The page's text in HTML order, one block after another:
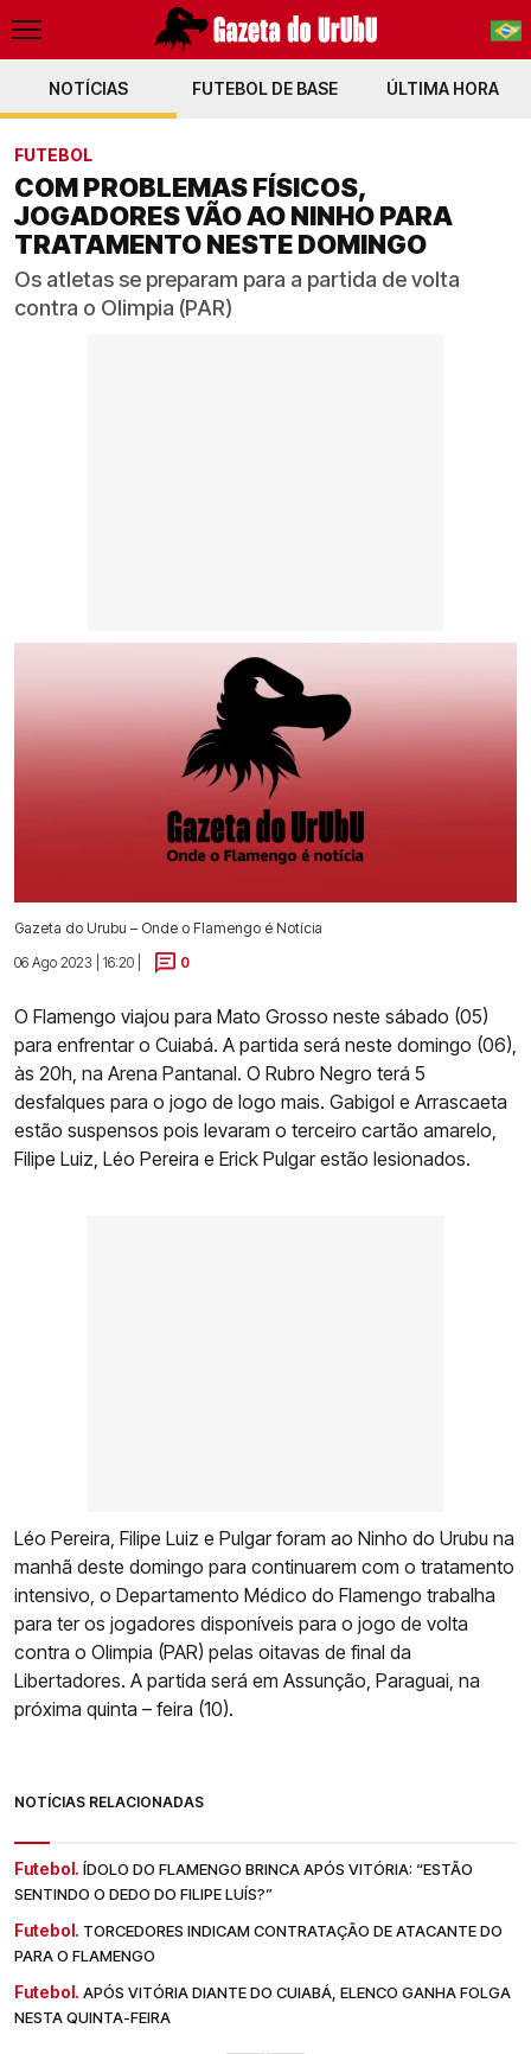
PT-BR
NOTÍCIAS FUTEBOL DE BASE ÚLTIMA HORA
FUTEBOL
COM PROBLEMAS FÍSICOS,
JOGADORES VÃO AO NINHO PARA
TRATAMENTO NESTE DOMINGO
Os atletas se preparam para a partida de volta
contra o Olimpia (PAR)
Gazeta do Urubu – Onde o Flamengo é Notícia
06 Ago 2023 | 16:20 |
0
O Flamengo viajou para Mato Grosso neste sábado (05)
para enfrentar o Cuiabá. A partida será neste domingo (06),
às 20h, na Arena Pantanal. O Rubro Negro terá 5
desfalques para o jogo de logo mais. Gabigol e Arrascaeta
estão suspensos pois levaram o terceiro cartão amarelo,
Filipe Luiz, Léo Pereira e Erick Pulgar estão lesionados.
Léo Pereira, Filipe Luiz e Pulgar foram ao Ninho do Urubu na
manhã deste domingo para continuarem com o tratamento
intensivo, o Departamento Médico do Flamengo trabalha
para ter os jogadores disponíveis para o jogo de volta
contra o Olimpia (PAR) pelas oitavas de final da
Libertadores. A partida será em Assunção, Paraguai, na
próxima quinta – feira (10).
NOTÍCIAS RELACIONADAS
Futebol. ÍDOLO DO FLAMENGO BRINCA APÓS VITÓRIA: “ESTÃO
SENTINDO O DEDO DO FILIPE LUÍS?”
Futebol. TORCEDORES INDICAM CONTRATAÇÃO DE ATACANTE DO
PARA O FLAMENGO
Futebol. APÓS VITÓRIA DIANTE DO CUIABÁ, ELENCO GANHA FOLGA
NESTA QUINTA-FEIRA